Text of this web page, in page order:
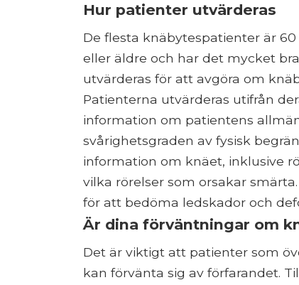
Hur patienter utvärderas
De flesta knäbytespatienter är
eller äldre och har det mycket
utvärderas för att avgöra om
Patienterna utvärderas utifrån
information om patientens
svårighetsgraden av fysisk
information om knäet, inklusive
vilka rörelser som orsakar
för att bedöma ledskador och
Är dina förväntningar om
Det är viktigt att patienter som
kan förvänta sig av förfarandet.